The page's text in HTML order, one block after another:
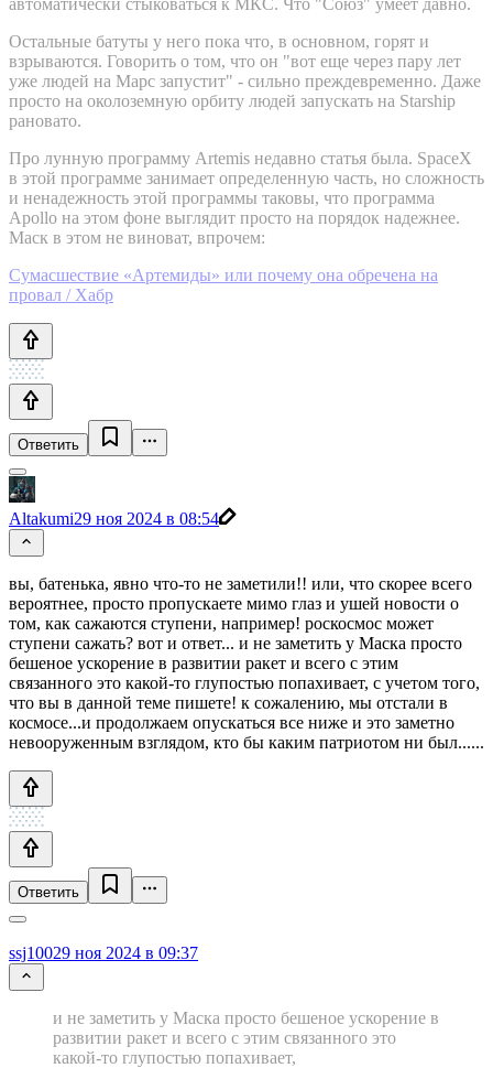
Остальные батуты у него пока что, в основном, горят и
взрываются. Говорить о том, что он "вот еще через пару лет
уже людей на Марс запустит" - сильно преждевременно. Даже
просто на околоземную орбиту людей запускать на Starship
рановато.
Про лунную программу Artemis недавно статья была. SpaceX
в этой программе занимает определенную часть, но сложность
и ненадежность этой программы таковы, что программа
Apollo на этом фоне выглядит просто на порядок надежнее.
Маск в этом не виноват, впрочем:
Сумасшествие «Артемиды» или почему она обречена на
провал / Хабр
Ответить
Altakumi29 ноя 2024 в 08:54
вы, батенька, явно что-то не заметили!! или, что скорее всего
вероятнее, просто пропускаете мимо глаз и ушей новости о
том, как сажаются ступени, например! роскосмос может
ступени сажать? вот и ответ... и не заметить у Маска просто
бешеное ускорение в развитии ракет и всего с этим
связанного это какой-то глупостью попахивает, с учетом того,
что вы в данной теме пишете! к сожалению, мы отстали в
космосе...и продолжаем опускаться все ниже и это заметно
невооруженным взглядом, кто бы каким патриотом ни был......
Ответить
ssj10029 ноя 2024 в 09:37
и не заметить у Маска просто бешеное ускорение в
развитии ракет и всего с этим связанного это
какой-то глупостью попахивает,